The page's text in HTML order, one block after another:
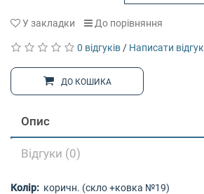
У закладки До порівняння
0 відгуків / Написати відгук
ДО КОШИКА
Опис
Відгуки (0)
Колір: коричн. (скло +ковка №19)